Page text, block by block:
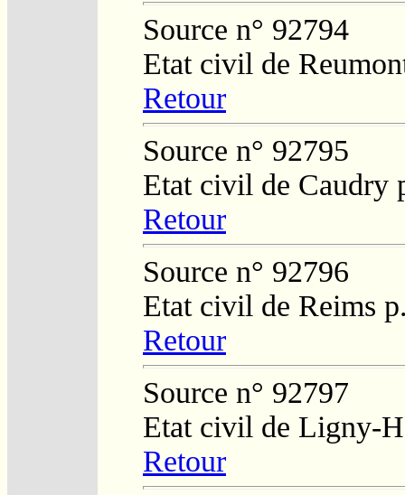
Source n° 92794
Etat civil de
Retour
Source n° 92795
Etat civil de Caudry
Retour
Source n° 92796
Etat civil de Reims
Retour
Source n° 92797
Etat civil de Ligny-
Retour